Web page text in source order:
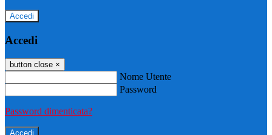
Accedi
Accedi
button close ×
Nome Utente
Password
Password dimenticata?